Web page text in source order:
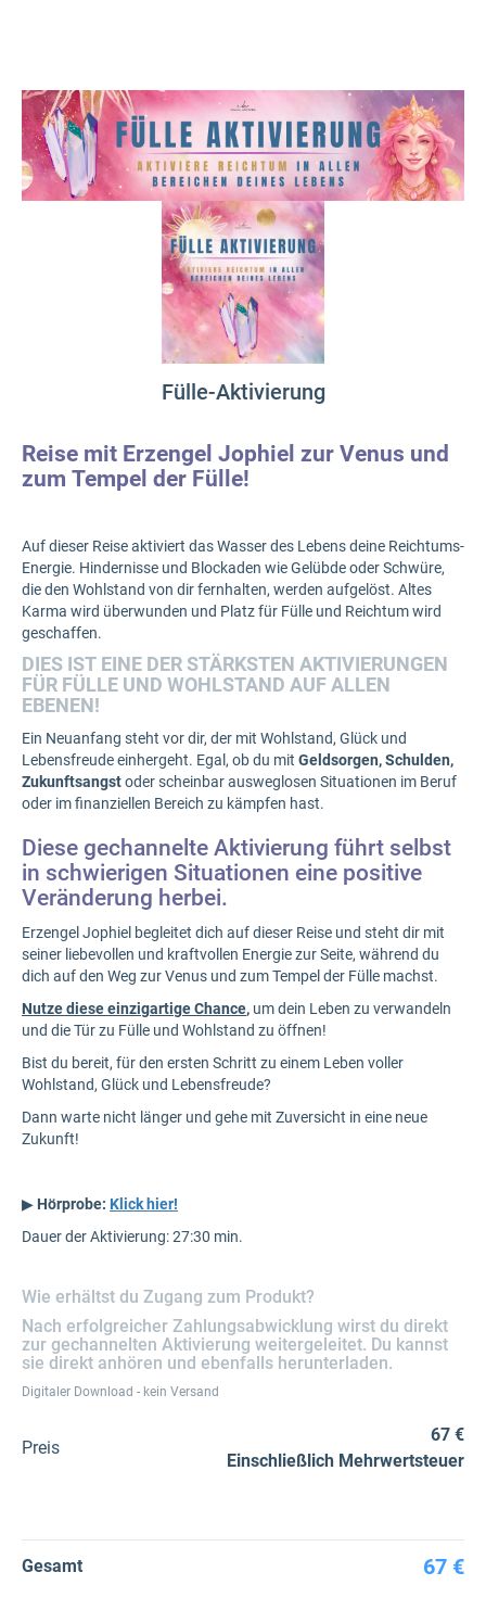
Fülle-Aktivierung
Reise mit Erzengel Jophiel zur Venus und
zum Tempel der Fülle!
Auf dieser Reise aktiviert das Wasser des Lebens deine Reichtums-
Energie. Hindernisse und Blockaden wie Gelübde oder Schwüre,
die den Wohlstand von dir fernhalten, werden aufgelöst. Altes
Karma wird überwunden und Platz für Fülle und Reichtum wird
geschaffen.
DIES IST EINE DER STÄRKSTEN AKTIVIERUNGEN
FÜR FÜLLE UND WOHLSTAND AUF ALLEN
EBENEN!
Ein Neuanfang steht vor dir, der mit Wohlstand, Glück und
Lebensfreude einhergeht. Egal, ob du mit Geldsorgen, Schulden,
Zukunftsangstoder scheinbar ausweglosen Situationen im Beruf
oder im finanziellen Bereich zu kämpfen hast.
Diese gechannelte Aktivierung führt selbst
in schwierigen Situationen eine positive
Veränderung herbei.
Erzengel Jophiel begleitet dich auf dieser Reise und steht dir mit
seiner liebevollen und kraftvollen Energie zur Seite, während du
dich auf den Weg zur Venus und zum Tempel der Fülle machst.
Nutze diese einzigartige Chance, um dein Leben zu verwandeln
und die Tür zu Fülle und Wohlstand zu öffnen!
Bist du bereit, für den ersten Schritt zu einem Leben voller
Wohlstand, Glück und Lebensfreude?
Dann warte nicht länger und gehe mit Zuversicht in eine neue
Zukunft!
▶ Hörprobe: Klick hier!
Dauer der Aktivierung: 27:30 min.
Wie erhältst du Zugang zum Produkt?
Nach erfolgreicher Zahlungsabwicklung wirst du direkt
zur gechannelten Aktivierung weitergeleitet. Du kannst
sie direkt anhören und ebenfalls herunterladen.
Digitaler Download - kein Versand
Preis
67 €
Einschließlich Mehrwertsteuer
Gesamt 67 €